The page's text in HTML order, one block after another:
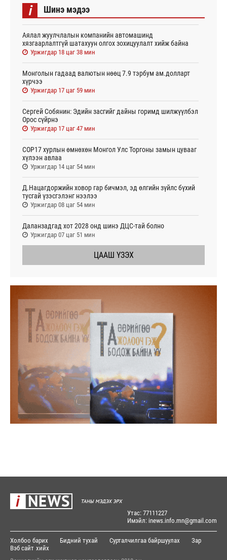
i Шинэ мэдээ
Аялал жуулчлалын компанийн автомашинд
хязгаарлалтгүй шатахуун олгох зохицуулалт хийж байна
Уржигдар 18 цаг 38 мин
Монголын гадаад валютын нөөц 7.9 тэрбум ам.долларт
хүрчээ
Уржигдар 17 цаг 59 мин
Сергей Собянин: Эдийн засгийг дайны горимд шилжүүлбэл
Орос сүйрнэ
Уржигдар 17 цаг 47 мин
COP17 хурлын өмнөхөн Монгол Улс Торгоны замын цувааг
хүлээн авлаа
Уржигдар 14 цаг 54 мин
Д.Нацагдоржийн ховор гар бичмэл, эд өлгийн зүйлс бүхий
тусгай үзэсгэлэнг нээлээ
Уржигдар 08 цаг 54 мин
Даланзадгад хот 2028 онд шинэ ДЦС-тай болно
Уржигдар 07 цаг 51 мин
ЦААШ ҮЗЭХ
Утас: 77111227
Имэйл: inews.info.mn@gmail.com
Холбоо барих Бидний тухай Сурталчилгаа байршуулах
Зар
Вэб сайт хийх